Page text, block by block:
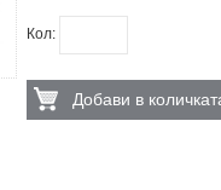
Кол:
Добави в